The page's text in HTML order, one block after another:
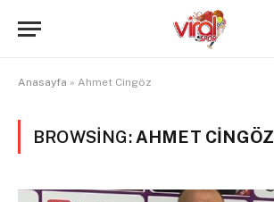
Anasayfa » Ahmet Cingöz
BROWSING: AHMET CINGÖZ